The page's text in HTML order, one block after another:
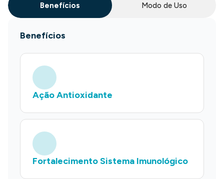
Benefícios Modo de Uso
Benefícios
Ação Antioxidante
Fortalecimento Sistema Imunológico